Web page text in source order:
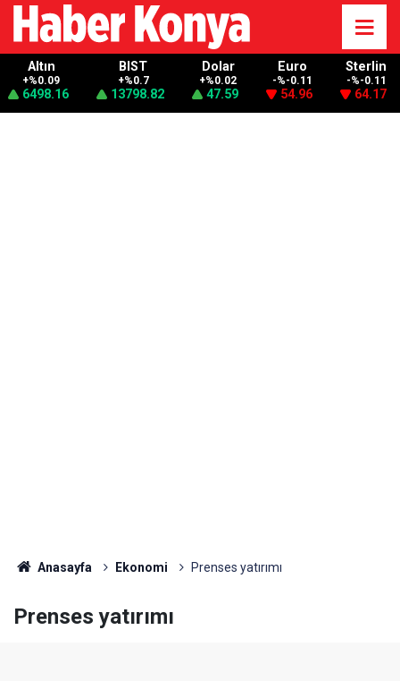
Altın
+%0.09
6498.16
BIST
+%0.7
13798.82
Dolar
+%0.02
47.59
Euro
-%-0.11
54.96
Sterlin
-%-0.11
64.17
Anasayfa Ekonomi Prenses yatırımı
Prenses yatırımı